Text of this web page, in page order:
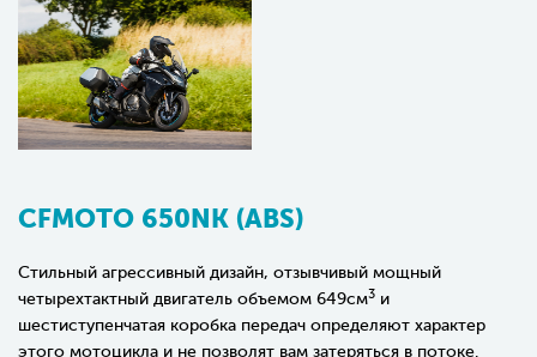
CFMOTO 650NK (ABS)
Стильный агрессивный дизайн, отзывчивый мощный
четырехтактный двигатель объемом 649см3 и
шестиступенчатая коробка передач определяют характер
этого мотоцикла и не позволят вам затеряться в потоке.